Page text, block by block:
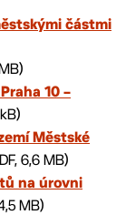
částmi
10 –
Městské
6,6 MB)
na úrovni
MB)